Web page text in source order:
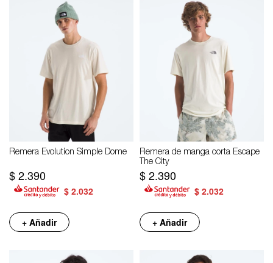
Remera Evolution Simple Dome
$2.390
$ 2.032
+ Añadir
Remera de manga corta Escape
The City
$2.390
$ 2.032
+ Añadir